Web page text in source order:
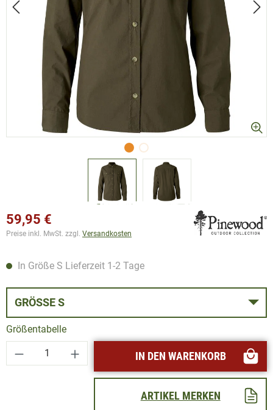
59,95 €
Preise inkl. MwSt. zzgl. Versandkosten
In Größe S Lieferzeit 1-2 Tage
GRÖSSE S
Größentabelle
Produkt Anzahl: Gib den gewünschten
IN DEN WARENKORB
ARTIKEL MERKEN